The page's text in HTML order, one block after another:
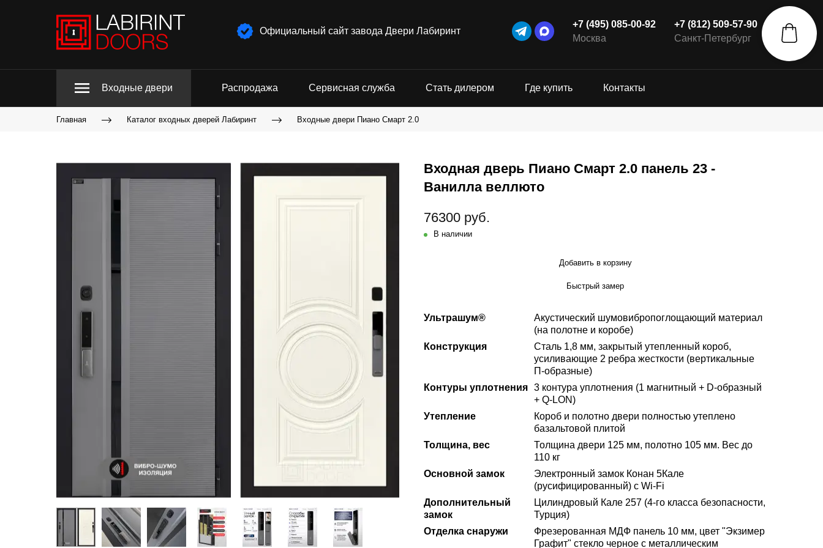
Официальный сайт завода Двери Лабиринт
+7 (495) 085-00-92
Москва
+7 (812) 509-57-90
Санкт-Петербург
Входные двери Распродажа Сервисная служба Стать дилером Где купить Контакты
Главная Каталог входных дверей Лабиринт Входные двери Пиано Смарт 2.0
Входная дверь Пиано Смарт 2.0 панель 23 -
Ванилла веллюто
76300 руб.
В наличии
Добавить в корзину
Быстрый замер
Ультрашум®
Акустический шумовибропоглощающий материал
(на полотне и коробе)
Конструкция
Сталь 1,8 мм, закрытый утепленный короб,
усиливающие 2 ребра жесткости (вертикальные
П-образные)
Контуры уплотнения 3 контура уплотнения (1 магнитный + D-образный
+ Q-LON)
Утепление
Короб и полотно двери полностью утеплено
базальтовой плитой
Толщина, вес
Толщина двери 125 мм, полотно 105 мм. Вес до
110 кг
Основной замок
Электронный замок Конан 5Кале
(русифицированный) с Wi-Fi
Дополнительный
замок
Цилиндровый Кале 257 (4-го класса безопасности,
Турция)
Отделка снаружи
Фрезерованная МДФ панель 10 мм, цвет "Экзимер
Графит" стекло черное с металлическим